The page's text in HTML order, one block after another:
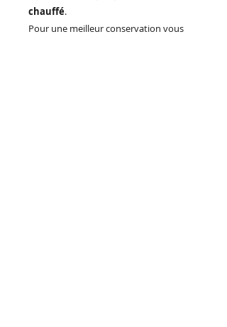
chauffé.
Pour une meilleur conservation vous